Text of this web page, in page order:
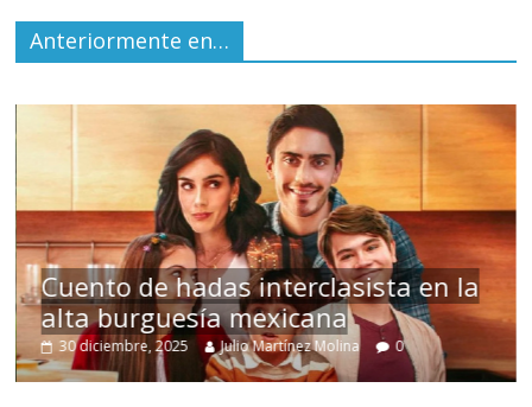
Anteriormente en…
Cuento de hadas interclasista en la
alta burguesía mexicana
30 diciembre, 2025 Julio Martínez Molina 0